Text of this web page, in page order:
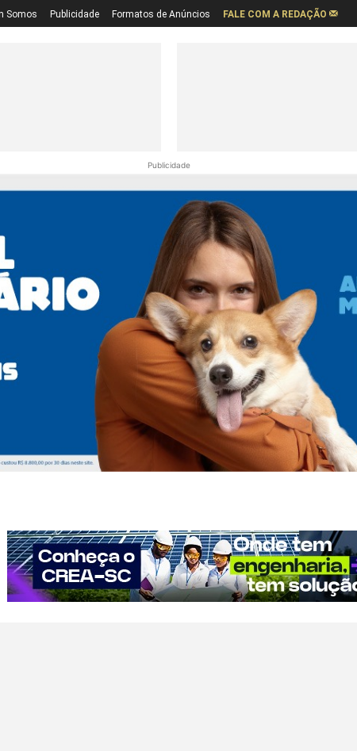
Somos Publicidade Formatos de Anúncios FALE COM A REDAÇÃO
Publicidade